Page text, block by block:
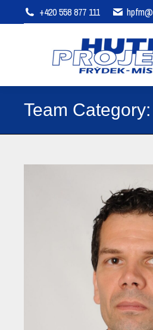
+420 558 877 111
Team Category:
About company